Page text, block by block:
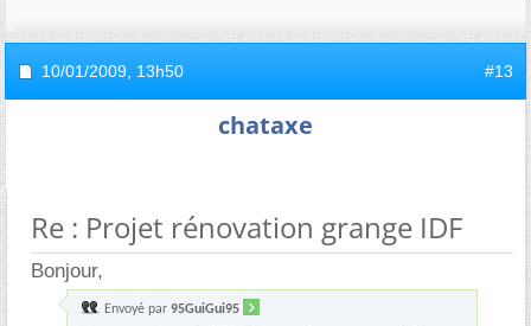
10/01/2009, 13h50 #13
chataxe
Re : Projet rénovation grange IDF
Bonjour,
Envoyé par 95GuiGui95